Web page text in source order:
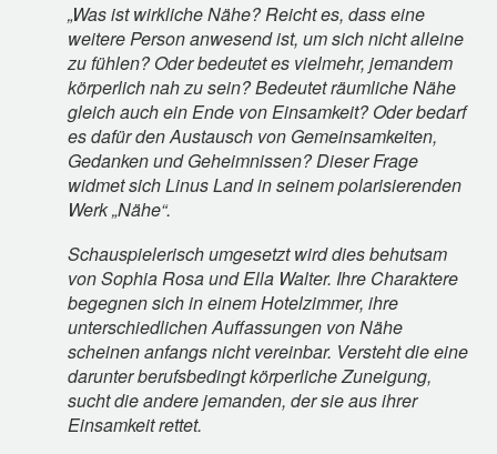
„Was ist wirkliche Nähe? Reicht es, dass eine
weitere Person anwesend ist, um sich nicht alleine
zu fühlen? Oder bedeutet es vielmehr, jemandem
körperlich nah zu sein? Bedeutet räumliche Nähe
gleich auch ein Ende von Einsamkeit? Oder bedarf
es dafür den Austausch von Gemeinsamkeiten,
Gedanken und Geheimnissen? Dieser Frage
widmet sich Linus Land in seinem polarisierenden
Werk „Nähe“.
Schauspielerisch umgesetzt wird dies behutsam
von Sophia Rosa und Ella Walter. Ihre Charaktere
begegnen sich in einem Hotelzimmer, ihre
unterschiedlichen Auffassungen von Nähe
scheinen anfangs nicht vereinbar. Versteht die eine
darunter berufsbedingt körperliche Zuneigung,
sucht die andere jemanden, der sie aus ihrer
Einsamkeit rettet.